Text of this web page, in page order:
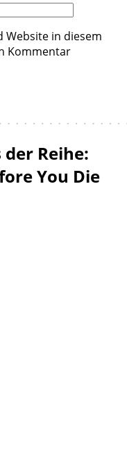
Website in diesem
Kommentar
Reihe:
You Die